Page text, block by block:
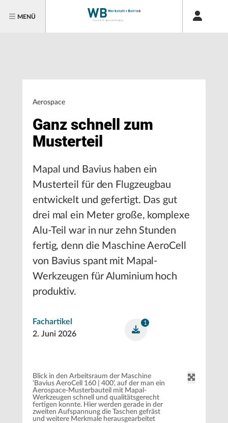
MENÜ
Aerospace
Ganz schnell zum
Musterteil
Mapal und Bavius haben ein
Musterteil für den Flugzeugbau
entwickelt und gefertigt. Das gut
drei mal ein Meter große, komplexe
Alu-Teil war in nur zehn Stunden
fertig, denn die Maschine AeroCell
von Bavius spant mit Mapal-
Werkzeugen für Aluminium hoch
produktiv.
Fachartikel
2. Juni 2026
1
Blick in den Arbeitsraum der Maschine
‘Bavius AeroCell 160 | 400‘, auf der man ein
Aerospace-Musterbauteil mit Mapal-
Werkzeugen schnell und qualitätsgerecht
fertigen konnte. Hier werden gerade in der
zweiten Aufspannung die Taschen gefräst
und weitere Merkmale herausgearbeitet